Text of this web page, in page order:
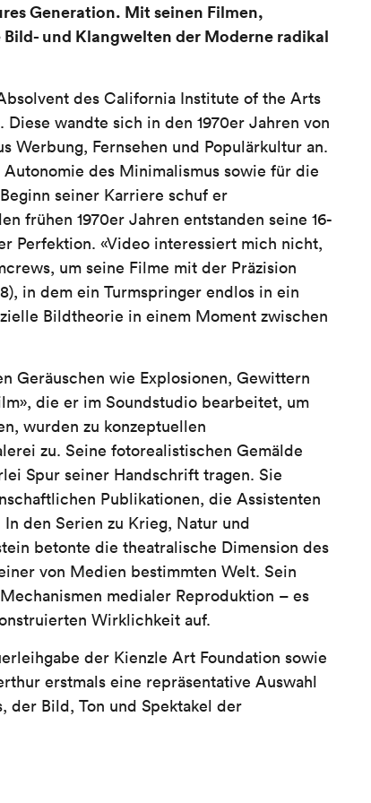
Generation. Mit seinen Filmen,
und Klangwelten der Moderne radikal
des California Institute of the Arts
. Diese wandte sich in den 1970er Jahren von
Werbung, Fernsehen und Populärkultur an.
des Minimalismus sowie für die
seiner Karriere schuf er
frühen 1970er Jahren entstanden seine 16-
Perfektion. «Video interessiert mich nicht,
um seine Filme mit der Präzision
in dem ein Turmspringer endlos in ein
Bildtheorie in einem Moment zwischen
Geräuschen wie Explosionen, Gewittern
die er im Soundstudio bearbeitet, um
wurden zu konzeptuellen
zu. Seine fotorealistischen Gemälde
Spur seiner Handschrift tragen. Sie
Publikationen, die Assistenten
den Serien zu Krieg, Natur und
betonte die theatralische Dimension des
von Medien bestimmten Welt. Sein
medialer Reproduktion – es
Wirklichkeit auf.
der Kienzle Art Foundation sowie
erstmals eine repräsentative Auswahl
der Bild, Ton und Spektakel der